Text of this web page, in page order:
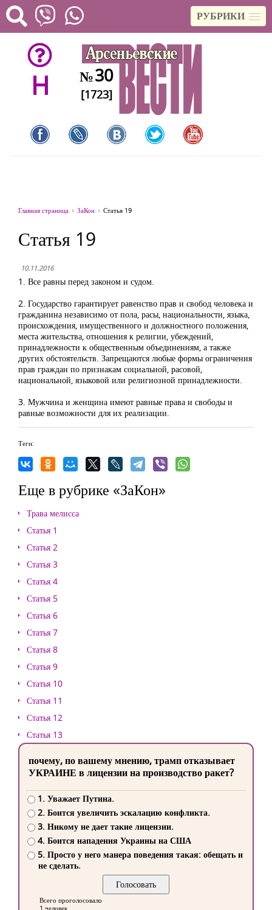
РУБРИКИ
H №30
[1723]
Главная страница ЗаКон Статья 19
Статья 19
10.11.2016
1. Все равны перед законом и судом.
2. Государство гарантирует равенство прав и свобод человека и
гражданина независимо от пола, расы, национальности, языка,
происхождения, имущественного и должностного положения,
места жительства, отношения к религии, убеждений,
принадлежности к общественным объединениям, а также
других обстоятельств. Запрещаются любые формы ограничения
прав граждан по признакам социальной, расовой,
национальной, языковой или религиозной принадлежности.
3. Мужчина и женщина имеют равные права и свободы и
равные возможности для их реализации.
Теги:
Еще в рубрике «ЗаКон»
Трава мелисса
Статья 1
Статья 2
Статья 3
Статья 4
Статья 5
Статья 6
Статья 7
Статья 8
Статья 9
Статья 10
Статья 11
Статья 12
Статья 13
почему, по вашему мнению, трамп отказывает
УКРАИНЕ в лицензии на производство ракет?
1. Уважает Путина.
2. Боится увеличить эскалацию конфликта.
3. Никому не дает такие лицензии.
4. Боится нападения Украины на США
5. Просто у него манера поведения такая: обещать и
не сделать.
Всего проголосовало
1 человек